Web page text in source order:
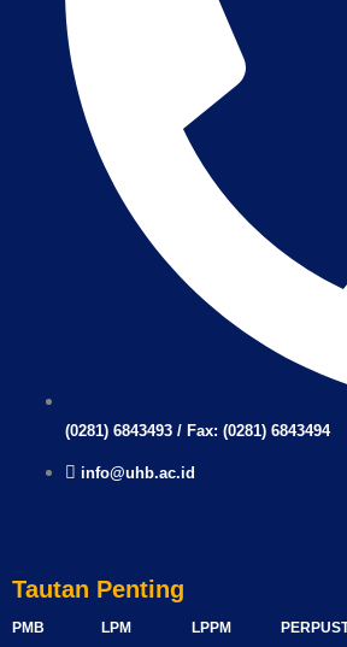
(0281) 6843493 / Fax: (0281) 6843494
info@uhb.ac.id
Tautan Penting
PMB LPM LPPM